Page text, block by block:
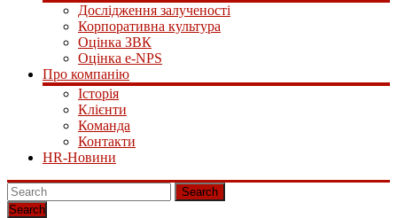
Дослідження залученості
Корпоративна культура
Оцінка ЗВК
Оцінка e-NPS
Про компанію
Історія
Клієнти
Команда
Контакти
HR-Новини
Search